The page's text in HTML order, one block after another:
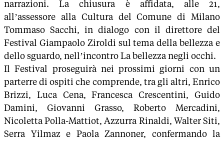
narrazioni. La chiusura è affidata, alle 21,
all’assessore alla Cultura del Comune di Milano
Tommaso Sacchi, in dialogo con il direttore del
Festival Giampaolo Ziroldi sul tema della bellezza e
dello sguardo, nell’incontro La bellezza negli occhi.
Il Festival proseguirà nei prossimi giorni con un
parterre di ospiti che comprende, tra gli altri, Enrico
Brizzi, Luca Cena, Francesca Crescentini, Guido
Damini, Giovanni Grasso, Roberto Mercadini,
Nicoletta Polla-Mattiot, Azzurra Rinaldi, Walter Siti,
Serra Yilmaz e Paola Zannoner, confermando la